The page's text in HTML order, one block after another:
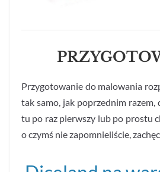
Przygotowanie do malowania
tak samo, jak poprzednim razem,
tu po raz pierwszy lub po prostu
o czymś nie zapomnieliście,